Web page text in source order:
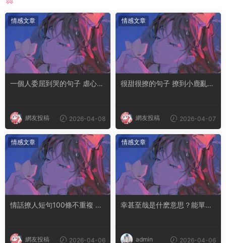
情感文章
一個人委屈到哭的句子 虐心到
網友投稿 2026-04-08
情感文章
很甜很撩的句子 撩到小鹿亂撞
網友投稿 2026-04-07
情感文章
情話撩人短句100條不重複 土
網友投稿 2026-04-06
情感文章
幸甚至哉是什麽意思？能單獨
admin 2026-04-06